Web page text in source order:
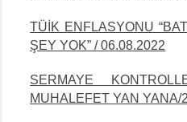
TÜİK ENFLASYONU
ŞEY YOK” / 06.08.2022
SERMAYE
MUHALEFET YAN YANA/